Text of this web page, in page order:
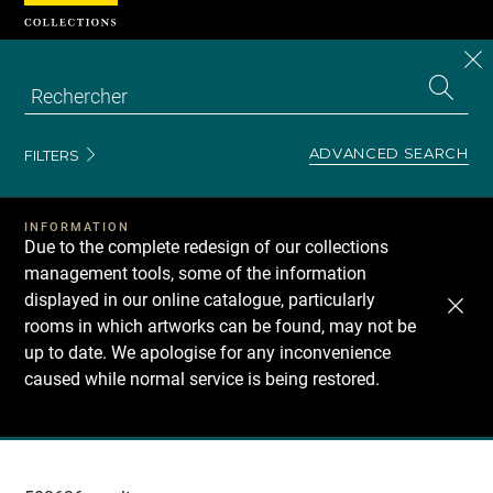
FILTERS ADVANCED SEARCH
INFORMATION
Due to the complete redesign of our collections
management tools, some of the information
displayed in our online catalogue, particularly
rooms in which artworks can be found, may not be
up to date. We apologise for any inconvenience
caused while normal service is being restored.
Recherche
Cookies management panel